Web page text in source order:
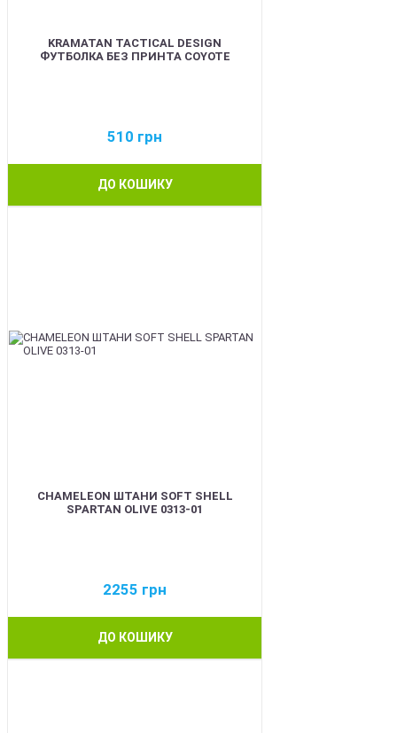
KRAMATAN TACTICAL DESIGN
ФУТБОЛКА БЕЗ ПРИНТА COYOTE
510 грн
ДО КОШИКУ
CHAMELEON ШТАНИ SOFT SHELL
SPARTAN OLIVE 0313-01
2255 грн
ДО КОШИКУ